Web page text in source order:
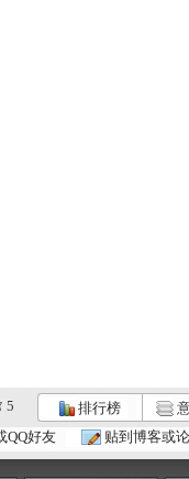
5 排行榜
QQ好友 贴到博客或